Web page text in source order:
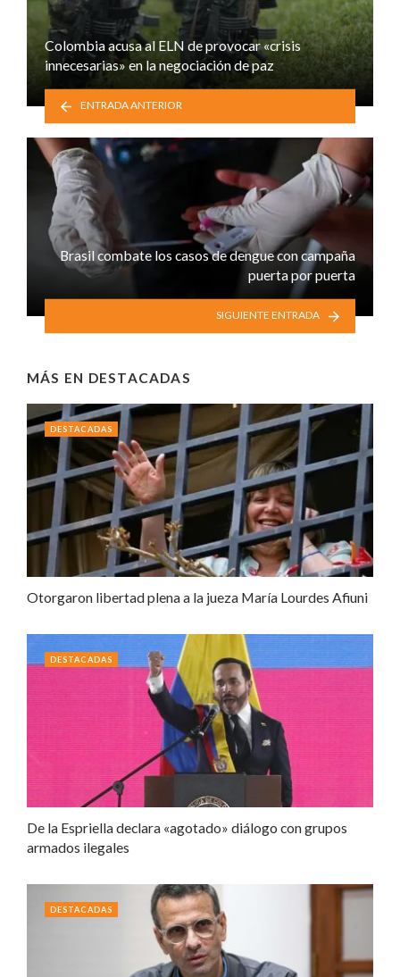
Colombia acusa al ELN de provocar «crisis
innecesarias» en la negociación de paz
ENTRADA ANTERIOR
Brasil combate los casos de dengue con campaña
puerta por puerta
SIGUIENTE ENTRADA
MÁS EN DESTACADAS
Otorgaron libertad plena a la jueza María Lourdes Afiuni
DESTACADAS
De la Espriella declara «agotado» diálogo con grupos
armados ilegales
DESTACADAS
DESTACADAS